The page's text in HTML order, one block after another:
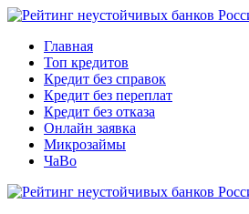
Главная
Топ кредитов
Кредит без справок
Кредит без переплат
Кредит без отказа
Онлайн заявка
Микрозаймы
ЧаВо